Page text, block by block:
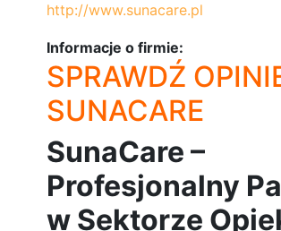
http://www.sunacare.pl
Informacje o firmie:
SPRAWDŹ
SUNACARE
SunaCare –
Profesjonalny
w Sektorze